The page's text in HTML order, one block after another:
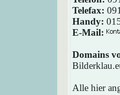
Telefax:
Handy:
E-Mail:
Domains
Alle hier